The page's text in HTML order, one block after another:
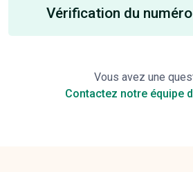
Vérification du numéro
Vous avez une
Contactez notre équipe